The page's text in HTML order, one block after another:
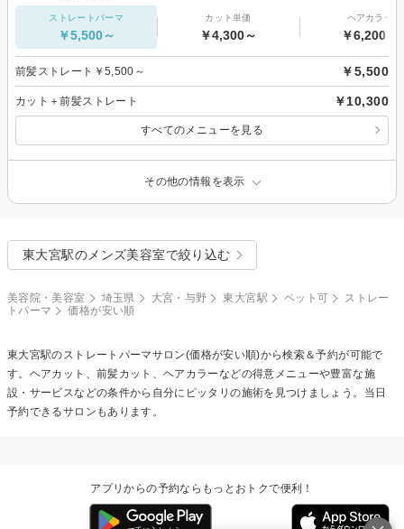
ストレートパーマ
￥5,500～
カット単価
￥4,300～
ヘアカラー
￥6,200～
前髪ストレート￥5,500～ ￥5,500
カット＋前髪ストレート ￥10,300
すべてのメニューを見る
その他の情報を表示
東大宮駅のメンズ美容室で絞り込む
美容院・美容室 埼玉県 大宮・与野 東大宮駅 ペット可
ストレー
トパーマ
価格が安い順
東大宮駅の ストレートパーマサロン(価格が安い順)から検索＆予約が可能で
す。ヘアカット、前髪カット、ヘアカラーなどの得意メニューや豊富な施
設・サービスなどの条件から自分にピッタリの施術を見つけましょう。当日
予約できるサロンもあります。
アプリからの予約ならもっとおトクで便利！